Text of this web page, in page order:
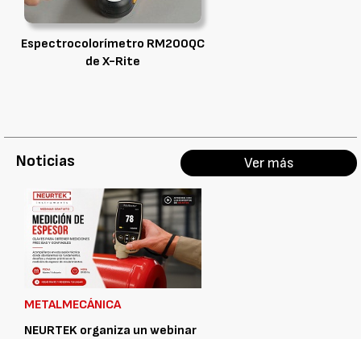
Espectrocolorímetro RM200QC
de X-Rite
Noticias Ver más
METALMECÁNICA
NEURTEK organiza un webinar